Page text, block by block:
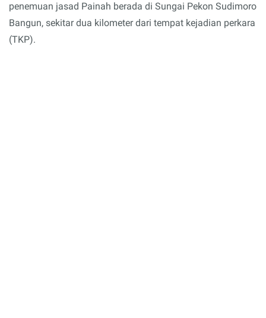
penemuan jasad Painah berada di Sungai Pekon Sudimoro
Bangun, sekitar dua kilometer dari tempat kejadian perkara
(TKP).